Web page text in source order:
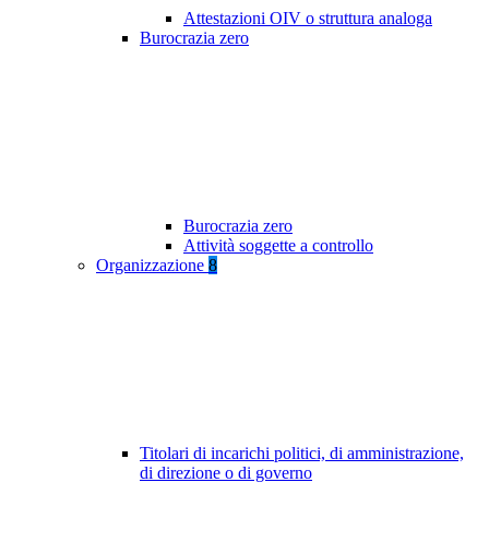
Attestazioni OIV o struttura analoga
Burocrazia zero
Burocrazia zero
Attività soggette a controllo
Organizzazione 8
Titolari di incarichi politici, di amministrazione,
di direzione o di governo